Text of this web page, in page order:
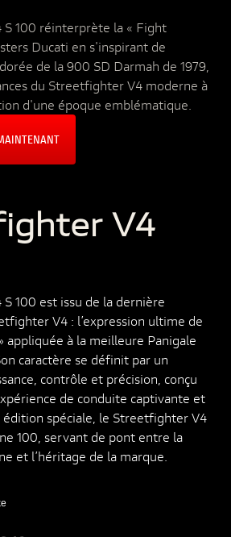
100 réinterprète la « Fight
Ducati en s'inspirant de
de la 900 SD Darmah de 1979,
du Streetfighter V4 moderne à
d'une époque emblématique.
V4
100 est issu de la dernière
V4 : l’expression ultime de
appliquée à la meilleure Panigale
caractère se définit par un
contrôle et précision, conçu
de conduite captivante et
spéciale, le Streetfighter V4
100, servant de pont entre la
et l’héritage de la marque.